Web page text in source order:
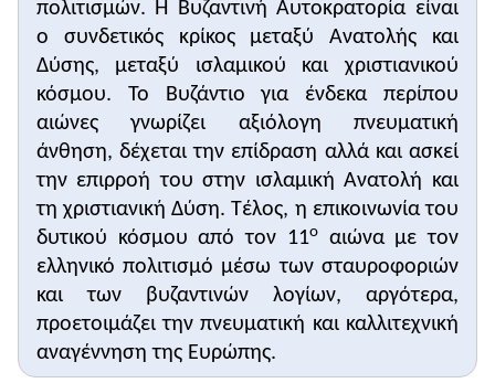
πολιτισμών. Η Βυζαντινή Αυτοκρατορία είναι
ο συνδετικός κρίκος μεταξύ Ανατολής και
Δύσης, μεταξύ ισλαμικού και χριστιανικού
κόσμου. Το Βυζάντιο για ένδεκα περίπου
αιώνες γνωρίζει αξιόλογη πνευματική
άνθηση, δέχεται την επίδραση αλλά και ασκεί
την επιρροή του στην ισλαμική Ανατολή και
τη χριστιανική Δύση. Τέλος, η επικοινωνία του
δυτικού κόσμου από τον 11οαιώνα με τον
ελληνικό πολιτισμό μέσω των σταυροφοριών
και των βυζαντινών λογίων, αργότερα,
προετοιμάζει την πνευματική και καλλιτεχνική
αναγέννηση της Ευρώπης.